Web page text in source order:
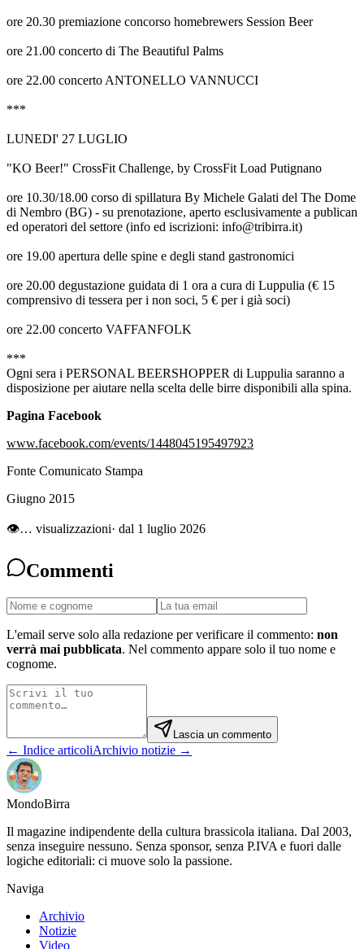
ore 20.30 premiazione concorso homebrewers Session Beer
ore 21.00 concerto di The Beautiful Palms
ore 22.00 concerto ANTONELLO VANNUCCI
***
LUNEDI' 27 LUGLIO
"KO Beer!" CrossFit Challenge, by CrossFit Load Putignano
ore 10.30/18.00 corso di spillatura By Michele Galati del The Dome
di Nembro (BG) - su prenotazione, aperto esclusivamente a publican
ed operatori del settore (info ed iscrizioni: info@tribirra.it)
ore 19.00 apertura delle spine e degli stand gastronomici
ore 20.00 degustazione guidata di 1 ora a cura di Luppulia (€ 15
comprensivo di tessera per i non soci, 5 € per i già soci)
ore 22.00 concerto VAFFANFOLK
***
Ogni sera i PERSONAL BEERSHOPPER di Luppulia saranno a
disposizione per aiutare nella scelta delle birre disponibili alla spina.
Pagina Facebook
www.facebook.com/events/1448045195497923
Fonte Comunicato Stampa
Giugno 2015
👁… visualizzazioni· dal 1 luglio 2026
Commenti
L'email serve solo alla redazione per verificare il commento: non
verrà mai pubblicata. Nel commento appare solo il tuo nome e
cognome.
Lascia un commento
← Indice articoliArchivio notizie →
MondoBirra
Il magazine indipendente della cultura brassicola italiana. Dal 2003,
senza inseguire nessuno. Senza sponsor, senza P.IVA e fuori dalle
logiche editoriali: ci muove solo la passione.
Naviga
Archivio
Notizie
Video